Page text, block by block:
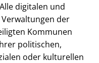
digitalen und
der
Kommunen
politischen,
oder kulturellen